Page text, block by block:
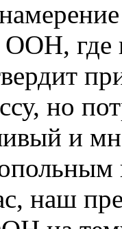
где
но
и
наш